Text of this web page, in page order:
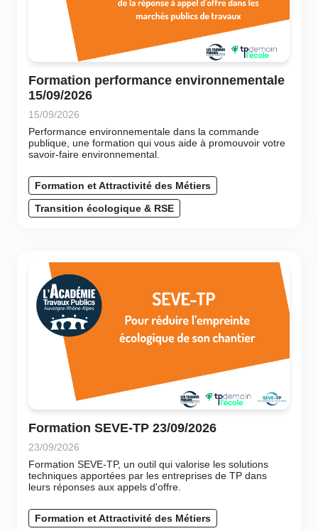
Formation performance environnementale
15/09/2026
15/09/2026
Performance environnementale dans la commande
publique, une formation qui vous aide à promouvoir votre
savoir-faire environnemental.
Formation et Attractivité des Métiers
Transition écologique & RSE
Formation SEVE-TP 23/09/2026
23/09/2026
Formation SEVE-TP, un outil qui valorise les solutions
techniques apportées par les entreprises de TP dans
leurs réponses aux appels d'offre.
Formation et Attractivité des Métiers